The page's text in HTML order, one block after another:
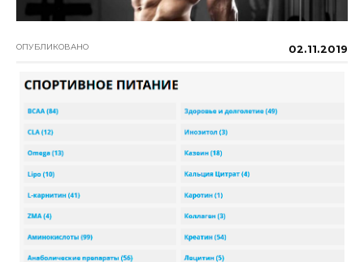
ОПУБЛИКОВАНО 02.11.2019